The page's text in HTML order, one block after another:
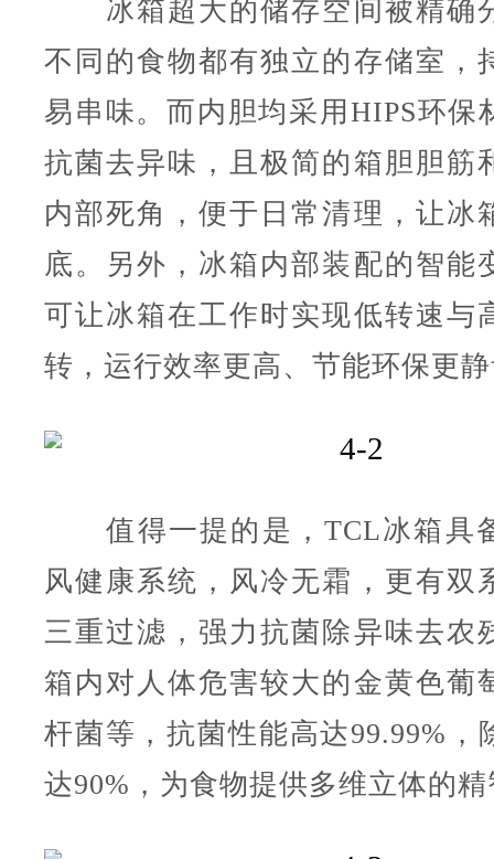
冰箱超大的储存空间被精确
不同的食物都有独立的存储室，
易串味。而内胆均采用HIPS环保
抗菌去异味，且极简的箱胆胆筋
内部死角，便于日常清理，让冰
底。另外，冰箱内部装配的智能
可让冰箱在工作时实现低转速与
转，运行效率更高、节能环保更
值得一提的是，TCL冰箱具
风健康系统，风冷无霜，更有双
三重过滤，强力抗菌除异味去农
箱内对人体危害较大的金黄色葡
杆菌等，抗菌性能高达99.99%，
达90%，为食物提供多维立体的